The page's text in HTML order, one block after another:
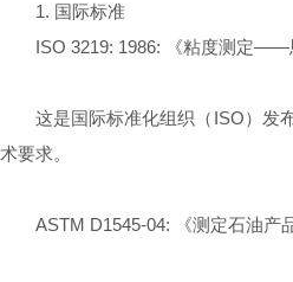
1. 国际标准
ISO 3219: 1986: 《粘度测定——
这是国际标准化组织（ISO）发
术要求。
ASTM D1545-04: 《测定石油产